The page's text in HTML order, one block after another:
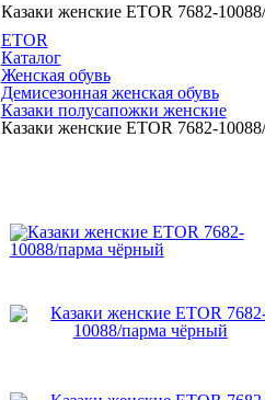
Казаки женские ETOR 7682-
ETOR
Каталог
Женская обувь
Демисезонная женская обувь
Казаки полусапожки женские
Казаки женские ETOR 7682-